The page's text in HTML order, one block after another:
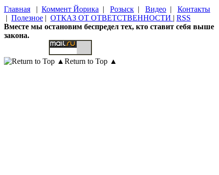
Главная | Коммент Йорика | Розыск | Видео | Контакты
| Полезное | ОТКАЗ ОТ ОТВЕТСТВЕННОСТИ | RSS
Вместе мы остановим беспредел тех, кто ставит себя выше
закона.
Return to Top ▲